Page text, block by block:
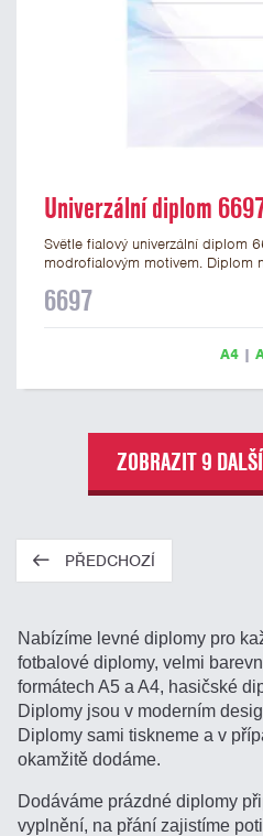
Univerzální diplom
Světle fialový univerzální diplom
modrofialovým motivem. Diplom
ve formátu A4 a A5. Papírový
6697
A4|
ZOBRAZIT 9
PŘEDCHOZÍ
Nabízíme levné diplomy pro
fotbalové diplomy, velmi
formátech A5 a A4, hasičské
Diplomy jsou v moderním
Diplomy sami tiskneme a v
okamžitě dodáme.
Dodáváme prázdné diplomy
vyplnění, na přání zajistíme